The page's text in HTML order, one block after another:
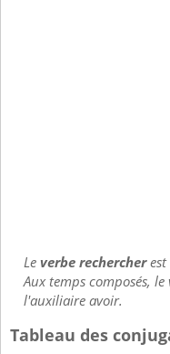
Leverbe rechercher
Aux temps composés, le
l'auxiliaire avoir.
Tableau des